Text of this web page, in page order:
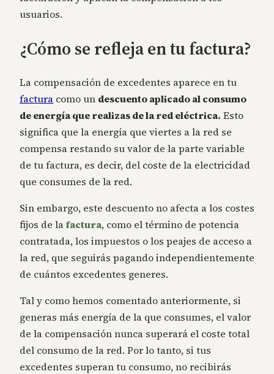
usuarios.
¿Cómo se refleja en tu factura?
La compensación de excedentes aparece en tu
factura como un descuento aplicado al consumo
de energía que realizas de la red eléctrica. Esto
significa que la energía que viertes a la red se
compensa restando su valor de la parte variable
de tu factura, es decir, del coste de la electricidad
que consumes de la red.
Sin embargo, este descuento no afecta a los costes
fijos de lafactura, como el término de potencia
contratada, los impuestos o los peajes de acceso a
la red, que seguirás pagando independientemente
de cuántos excedentes generes.
Tal y como hemos comentado anteriormente, si
generas más energía de la que consumes, el valor
de la compensación nunca superará el coste total
del consumo de la red. Por lo tanto, si tus
excedentes superan tu consumo, no recibirás